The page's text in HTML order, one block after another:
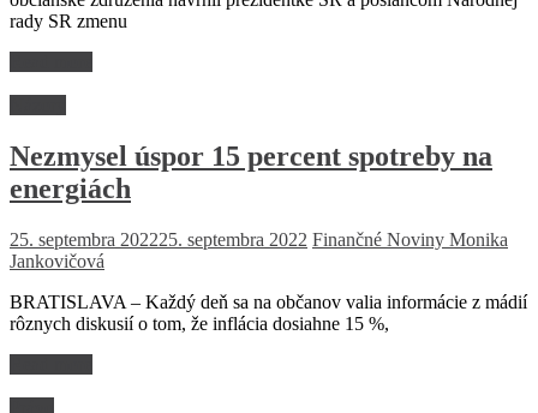
rady SR zmenu
Nezmysel úspor 15 percent spotreby na
energiách
25. septembra 202225. septembra 2022 Finančné Noviny Monika
Jankovičová
BRATISLAVA – Každý deň sa na občanov valia informácie z mádií
rôznych diskusií o tom, že inflácia dosiahne 15 %,